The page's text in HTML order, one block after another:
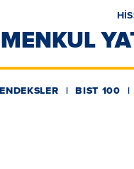
ENDEKSLER BIST 100